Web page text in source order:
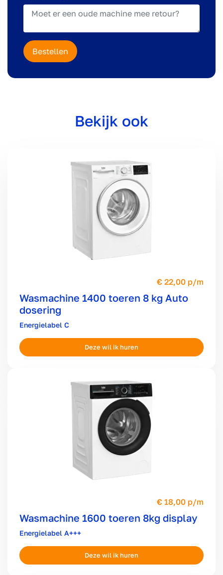
Bestellen
Bekijk ook
Wasmachine 1400 toeren 8 kg Auto
dosering
22,00 p/m
C
Wasmachine 1600 toeren 8kg display
18,00 p/m
A+++